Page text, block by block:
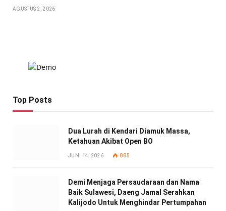
AGUSTUS 2, 2026
Top Posts
Dua Lurah di Kendari Diamuk Massa,
Ketahuan Akibat Open BO
JUNI 14, 2026 885
Demi Menjaga Persaudaraan dan Nama
Baik Sulawesi, Daeng Jamal Serahkan
Kalijodo Untuk Menghindar Pertumpahan